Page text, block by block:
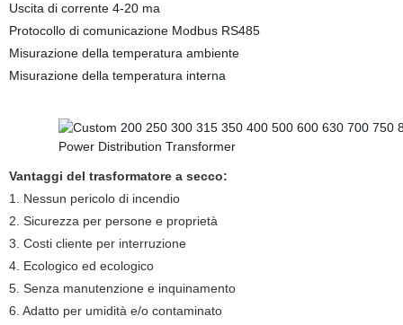
Uscita di corrente 4-20 ma
Protocollo di comunicazione Modbus RS485
Misurazione della temperatura ambiente
Misurazione della temperatura interna
Vantaggi del trasformatore a secco:
1. Nessun pericolo di incendio
2. Sicurezza per persone e proprietà
3. Costi cliente per interruzione
4. Ecologico ed ecologico
5. Senza manutenzione e inquinamento
6. Adatto per umidità e/o contaminato